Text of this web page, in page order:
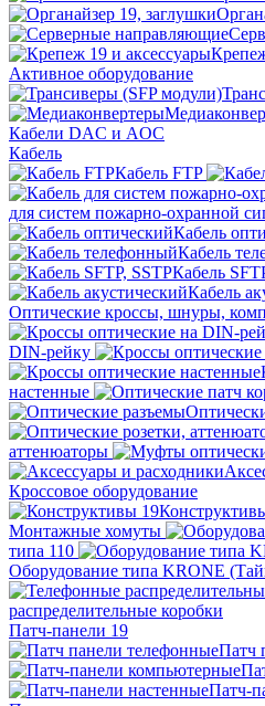
Активное оборудование
Кабели DAC и AOC
Кабель
Кабель FTP
для систем пожарно-охранной
Кабель
Кабель
Кабель
Кабель
Оптические кроссы, шнуры,
DIN-рейку
настенные
аттенюаторы
Кроссовое оборудование
Монтажные хомуты
типа 110
Оборудование типа KRONE
распределительные коробки
Патч-панели 19
Патч
Патч-